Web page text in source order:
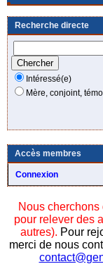
Recherche directe
Intéressé(e)
Mère, conjoint,
Accès membres
Connexion
Nous
pour relever des
autres). Pour
merci de nous